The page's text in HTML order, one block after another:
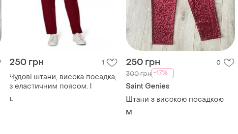
250 грн 1
Чудові штани, висока посадка,
з еластичним поясом. l
L
250 грн 0
300 грн -17%
Saint Genies
Штани з високою посадкою
M